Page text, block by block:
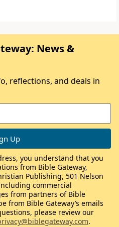
News &
reflections, and deals in
you understand that you
from Bible Gateway,
Publishing, 501 Nelson
commercial
from partners of Bible
from Bible Gateway’s emails
please review our
.